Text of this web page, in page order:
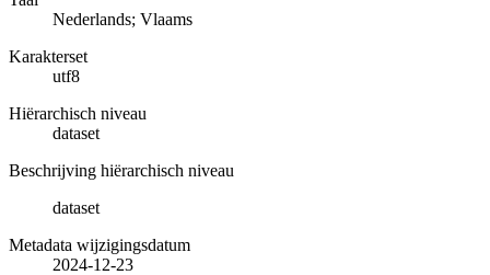
Nederlands; Vlaams
Karakterset
utf8
Hiërarchisch niveau
dataset
Beschrijving hiërarchisch niveau
dataset
Metadata wijzigingsdatum
2024-12-23